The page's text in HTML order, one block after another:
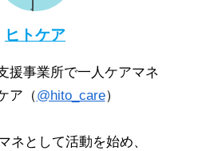
ヒトケア
援事業所で一人ケアマネ
ア（@hito_care）
ネとして活動を始め、